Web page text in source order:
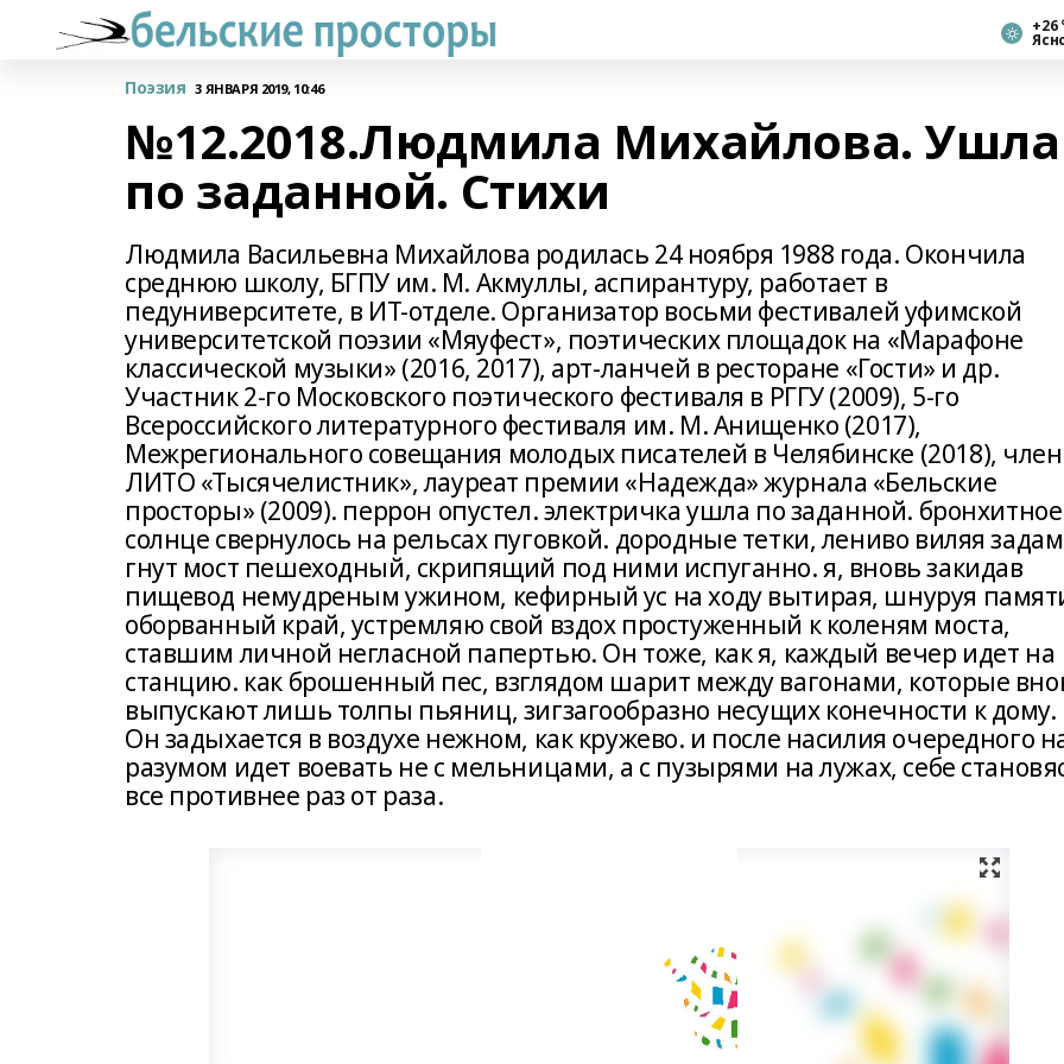
+26
Поэзия 3 ЯНВАРЯ 2019, 10:46
№12.2018.Людмила Михайлова. Ушла
по заданной. Стихи
Людмила Васильевна Михайлова родилась 24 ноября 1988 года. Окончила
среднюю школу, БГПУ им. М. Акмуллы, аспирантуру, работает в
педуниверситете, в ИТ-отделе. Организатор восьми фестивалей уфимской
университетской поэзии «Мяуфест», поэтических площадок на «Марафоне
классической музыки» (2016, 2017), арт-ланчей в ресторане «Гости» и др.
Участник 2-го Московского поэтического фестиваля в РГГУ (2009), 5-го
Всероссийского литературного фестиваля им. М. Анищенко (2017),
Межрегионального совещания молодых писателей в Челябинске (2018), член
ЛИТО «Тысячелистник», лауреат премии «Надежда» журнала «Бельские
просторы» (2009). перрон опустел. электричка ушла по заданной. бронхитное
солнце свернулось на рельсах пуговкой. дородные тетки, лениво виляя
гнут мост пешеходный, скрипящий под ними испуганно. я, вновь закидав
пищевод немудреным ужином, кефирный ус на ходу вытирая, шнуруя
оборванный край, устремляю свой вздох простуженный к коленям моста,
ставшим личной негласной папертью. Он тоже, как я, каждый вечер идет на
станцию. как брошенный пес, взглядом шарит между вагонами, которые
выпускают лишь толпы пьяниц, зигзагообразно несущих конечности к дому.
Он задыхается в воздухе нежном, как кружево. и после насилия очередного
разумом идет воевать не с мельницами, а с пузырями на лужах, себе
все противнее раз от раза.